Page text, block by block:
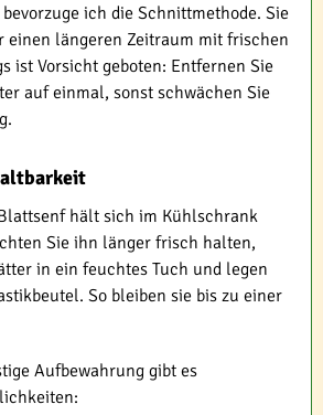
ich die Schnittmethode. Sie
einen längeren Zeitraum mit frischen
ist Vorsicht geboten: Entfernen Sie
auf einmal, sonst schwächen Sie
hält sich im Kühlschrank
Sie ihn länger frisch halten,
in ein feuchtes Tuch und legen
So bleiben sie bis zu einer
Aufbewahrung gibt es